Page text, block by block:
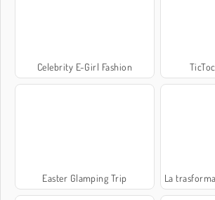
Celebrity E-Girl Fashion
Easter Glamping Trip La